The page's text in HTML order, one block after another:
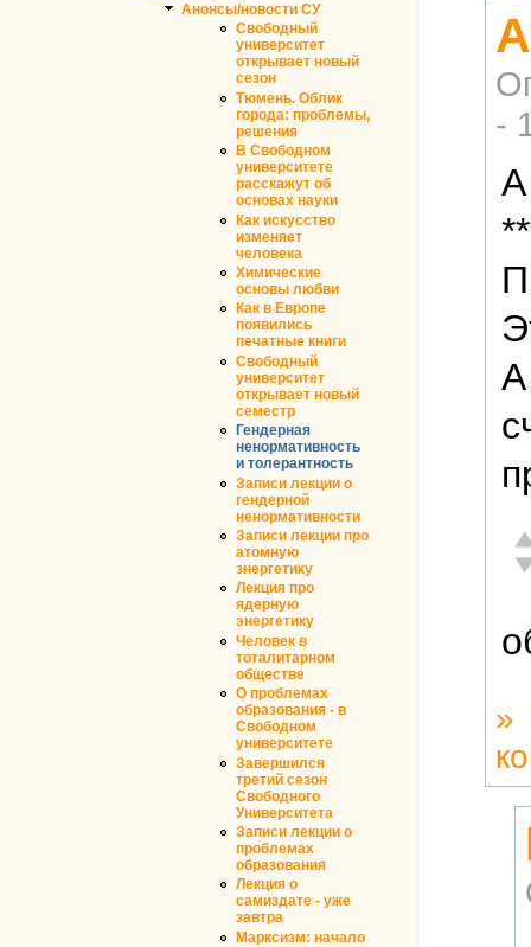
Анонсы/новости СУ
Свободный
университет
открывает новый
сезон
Тюмень. Облик
города: проблемы,
решения
В Свободном
университете
расскажут об
основах науки
Как искусство
изменяет
человека
Химические
основы любви
Как в Европе
появились
печатные книги
Свободный
университет
открывает новый
семестр
Гендерная
ненормативность
и толерантность
Записи лекции о
гендерной
ненормативности
Записи лекции про
атомную
знергетику
Лекция про
ядерную
энергетику
Человек в
тоталитарном
обществе
О проблемах
образования - в
Свободном
университете
Завершился
третий сезон
Свободного
Университета
Записи лекции о
проблемах
образования
Лекция о
самиздате - уже
завтра
Марксизм: начало
-
А
А
»